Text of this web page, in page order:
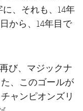
、それも、14年
から、14年目で
び、マジックナ
、このゴールが
ャンピオンズリ